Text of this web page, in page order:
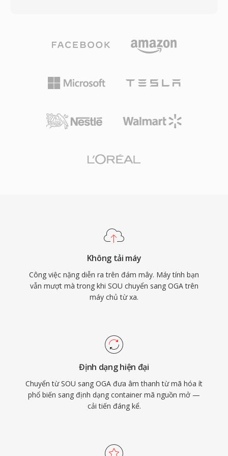
đơn giản tuyệt đối: tệp SOU có thể được đọc
bởi bất kỳ chương trình nào có khả năng I/O
chứa hay giải mã siêu dữ liệu — hữu ích cho hệ
cảnh giáo dục nơi các nguyên lý cơ bản của âm
thanh đang được khám phá. Overhead tối thiểu
sang bất kỳ bộ chứa hiện đại nào đều không
là lớp truyền tải với hỗ trợ các luồng logic xâu
của OGA là khả năng tương tác: các ứng dụng
gặp phần mở rộng .oga có thể tối ưu hóa cho
track video, giúp tải nhanh hơn và tiết kiệm bộ
quyền, OGA tránh được các phức tạp về cấp
nguyên bản trên Firefox, các trình duyệt dựa
desktop Linux, phù hợp cho phân phối âm
thanh web và quy trình lưu trữ.
Không tải máy
Công việc nặng diễn ra trên đám mây. Máy tính bạn
vẫn mượt mà trong khi SOU chuyển sang OGA trên
máy chủ từ xa.
Định dạng hiện đại
Chuyển từ SOU sang OGA đưa âm thanh từ mã hóa ít
phổ biến sang định dạng container mã nguồn mở —
cải tiến đáng kể.